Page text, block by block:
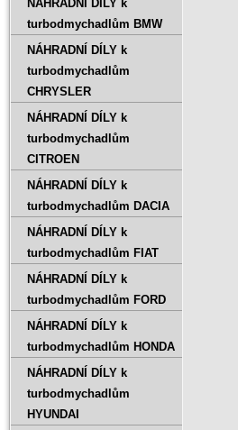
NÁHRADNÍ DÍLY k
turbodmychadlům BMW
NÁHRADNÍ DÍLY k
turbodmychadlům
CHRYSLER
NÁHRADNÍ DÍLY k
turbodmychadlům
CITROEN
NÁHRADNÍ DÍLY k
turbodmychadlům DACIA
NÁHRADNÍ DÍLY k
turbodmychadlům FIAT
NÁHRADNÍ DÍLY k
turbodmychadlům FORD
NÁHRADNÍ DÍLY k
turbodmychadlům HONDA
NÁHRADNÍ DÍLY k
turbodmychadlům
HYUNDAI